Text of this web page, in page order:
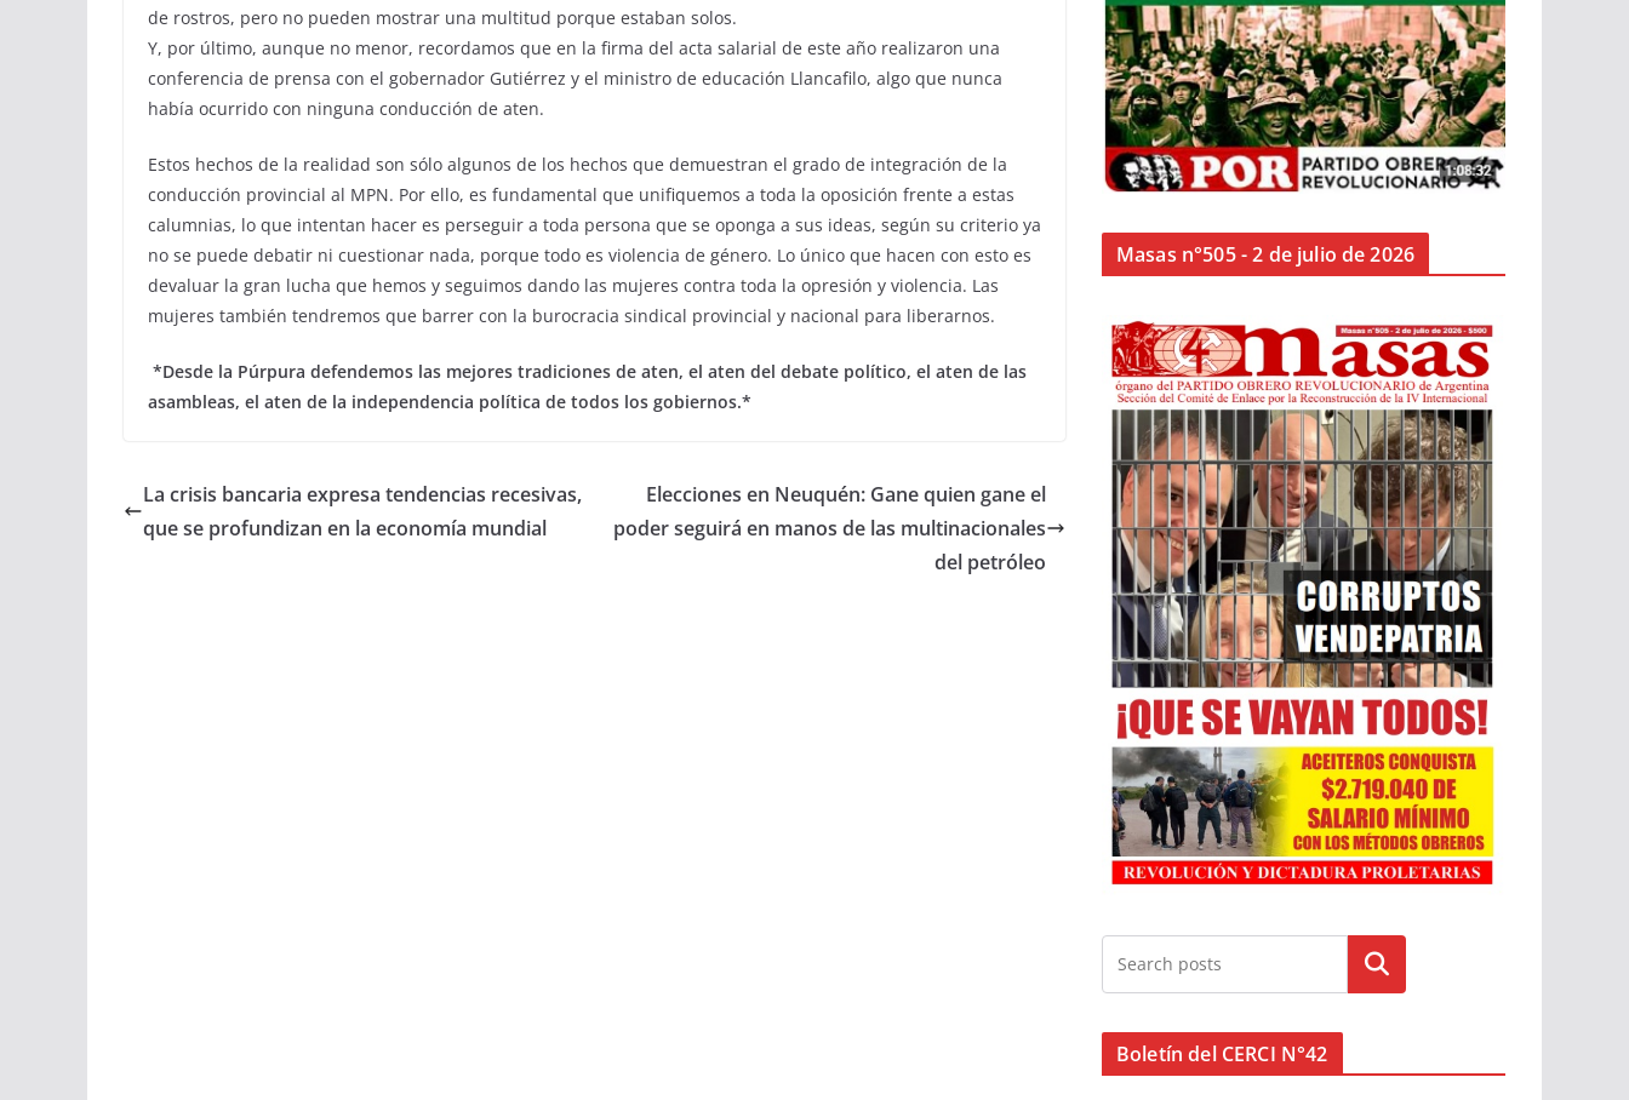
de rostros, pero no pueden mostrar una multitud porque estaban solos.
Y, por último, aunque no menor, recordamos que en la firma del acta salarial de este año realizaron una
conferencia de prensa con el gobernador Gutiérrez y el ministro de educación Llancafilo, algo que nunca
había ocurrido con ninguna conducción de aten.
Estos hechos de la realidad son sólo algunos de los hechos que demuestran el grado de integración de la
conducción provincial al MPN. Por ello, es fundamental que unifiquemos a toda la oposición frente a estas
calumnias, lo que intentan hacer es perseguir a toda persona que se oponga a sus ideas, según su criterio ya
no se puede debatir ni cuestionar nada, porque todo es violencia de género. Lo único que hacen con esto es
devaluar la gran lucha que hemos y seguimos dando las mujeres contra toda la opresión y violencia. Las
mujeres también tendremos que barrer con la burocracia sindical provincial y nacional para liberarnos.
*Desde la Púrpura defendemos las mejores tradiciones de aten, el aten del debate político, el aten de las
asambleas, el aten de la independencia política de todos los gobiernos.*
La crisis bancaria expresa tendencias recesivas,
que se profundizan en la economía mundial
Elecciones en Neuquén: Gane quien gane el
poder seguirá en manos de las multinacionales
del petróleo
Masas n°505 - 2 de julio de 2026
Buscar
Boletín del CERCI N°42